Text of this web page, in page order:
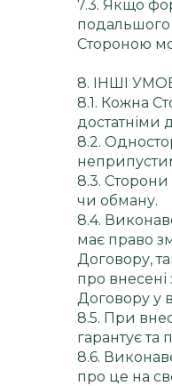
7.3. Якщо
подальшого
Стороною
8. ІНШІ
8.1. Кожна
достатніми
8.2.
8.3.
чи обману.
8.4.
має право
Договору,
про
Договору у
8.5. При
гарантує та
8.6.
про це на